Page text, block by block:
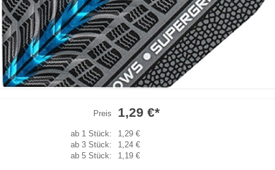
Preis 1,29 €*
ab 1 Stück:
1,29 €
ab 3 Stück:
1,24 €
ab 5 Stück:
1,19 €